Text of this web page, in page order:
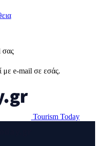
σας
με e-mail σε εσάς.
Tourism Today